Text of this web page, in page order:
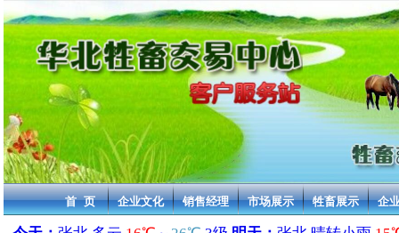
首 页 企业文化 销售经理 市场展示 牲畜展示 企
2013年活驴交易价格 华北牲畜交易中心
2013年活马交易价格 华北牲畜交易中心
2013年骆驼交易价格 华北牲畜交易中心
2013年骡子交易价格 华北牲畜交易中心
2013年活羊交易价格 华北牲畜交易中心
[通告]:近年来无良中介和商贩严重抄袭本站
华北牲畜交易中心 乘车路线及车票价格
最新牛犊饲养技术
马匹寄养协议书（马主适用）
华北牲畜交易中心 经纪人管理制度